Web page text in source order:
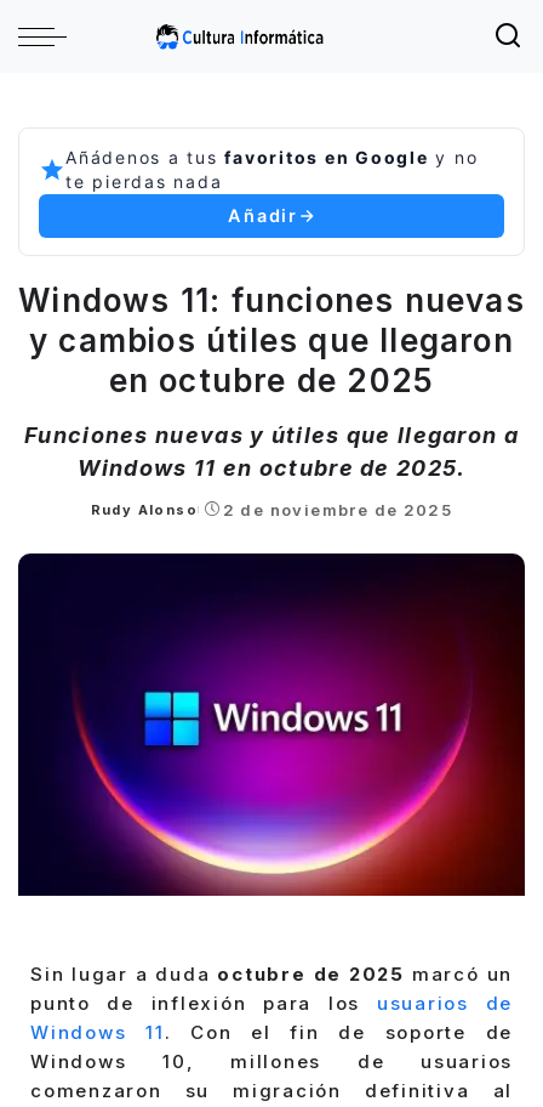
Añádenos a tusfavoritos en Google y no
te pierdas nada
Añadir
Windows 11: funciones nuevas
y cambios útiles que llegaron
en octubre de 2025
Funciones nuevas y útiles que llegaron a
Windows 11 en octubre de 2025.
Posted
Rudy Alonso 2 de noviembre de 2025
Sin lugar a duda octubre de 2025 marcó un
punto de inflexión para los usuarios de
Windows 11 . Con el fin de soporte de
Windows 10, millones de usuarios
comenzaron su migración definitiva al